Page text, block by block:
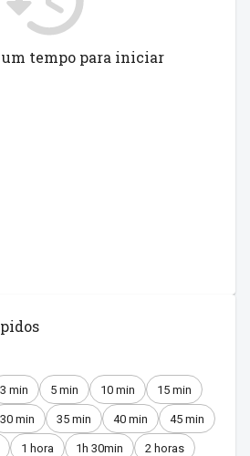
um tempo para iniciar
3 min 5 min 10 min 15 min
30 min 35 min 40 min 45 min
1 hora 1h 30min 2 horas